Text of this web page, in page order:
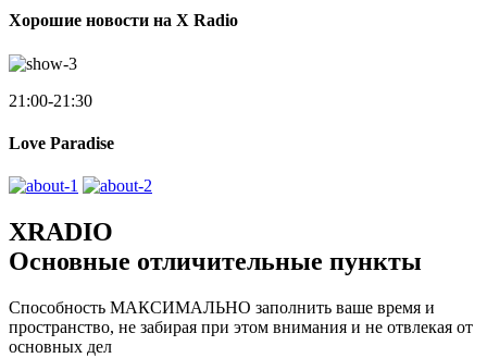
Хорошие новости на X Radio
21:00-21:30
Love Paradise
XRADIO
Основные отличительные пункты
Способность МАКСИМАЛЬНО заполнить ваше время и
пространство, не забирая при этом внимания и не отвлекая от
основных дел